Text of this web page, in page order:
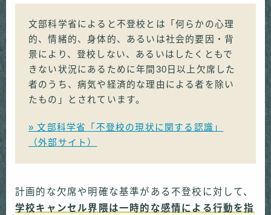
文部科学省によると不登校とは「何らかの心理
的、情緒的、身体的、あるいは社会的要因・背
景により、登校しない、あるいはしたくともで
きない状況にあるために年間30日以上欠席した
者のうち、病気や経済的な理由による者を除い
たもの」とされています。
» 文部科学省「不登校の現状に関する認識」
（外部サイト）
計画的な欠席や明確な基準がある不登校に対して、
学校キャンセル界隈は一時的な感情による行動を指